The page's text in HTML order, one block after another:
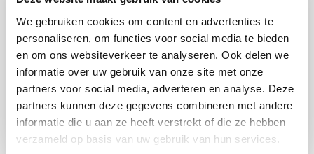
We gebruiken cookies om content en advertenties te
personaliseren, om functies voor social media te bieden
en om ons websiteverkeer te analyseren. Ook delen we
informatie over uw gebruik van onze site met onze
partners voor social media, adverteren en analyse. Deze
partners kunnen deze gegevens combineren met andere
informatie die u aan ze heeft verstrekt of die ze hebben
verzameld op basis van uw gebruik van hun services.